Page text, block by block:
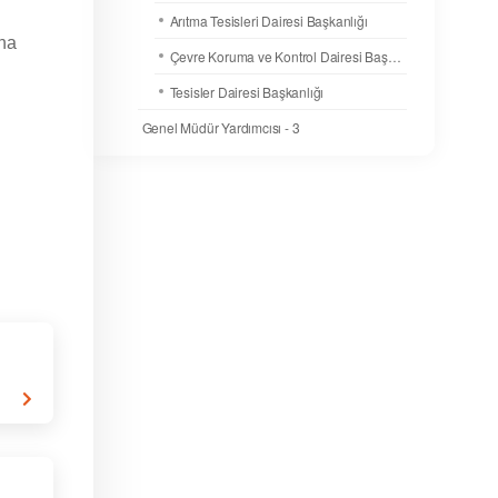
Arıtma Tesisleri Dairesi Başkanlığı
Çevre Koruma ve Kontrol Dairesi Başkanlığı
Tesisler Dairesi Başkanlığı
Genel Müdür Yardımcısı - 3